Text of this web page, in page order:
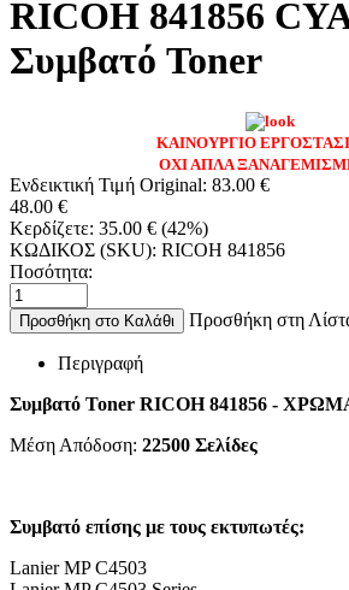
RICOH 841856
Συμβατό Toner
ΚΑΙΝΟΥΡΓΙΟ
ΟΧΙ ΑΠΛΑ
Ενδεικτική Τιμή Original: 83.00 €
48.00 €
Κερδίζετε: 35.00 € (42%)
ΚΩΔΙΚΟΣ (SKU): RICOH 841856
Ποσότητα:
Προσθήκη στο Καλάθι Προσθήκη στη
Περιγραφή
Συμβατό Toner RICOH 841856 -
Μέση Απόδοση: 22500 Σελίδες
Συμβατό επίσης με τους εκτυπωτές:
Lanier MP C4503